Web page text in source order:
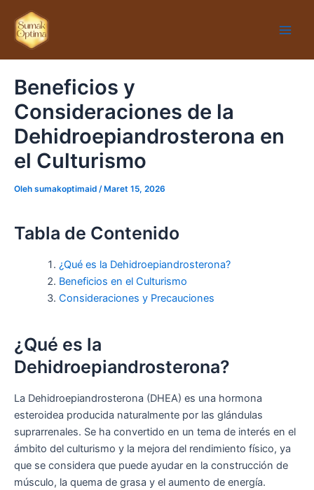
konten
Beneficios y
Consideraciones de la
Dehidroepiandrosterona en
el Culturismo
Oleh sumakoptimaid / Maret 15, 2026
Tabla de Contenido
¿Qué es la Dehidroepiandrosterona?
Beneficios en el Culturismo
Consideraciones y Precauciones
¿Qué es la
Dehidroepiandrosterona?
La Dehidroepiandrosterona (DHEA) es una hormona
esteroidea producida naturalmente por las glándulas
suprarrenales. Se ha convertido en un tema de interés en el
ámbito del culturismo y la mejora del rendimiento físico, ya
que se considera que puede ayudar en la construcción de
músculo, la quema de grasa y el aumento de energía.